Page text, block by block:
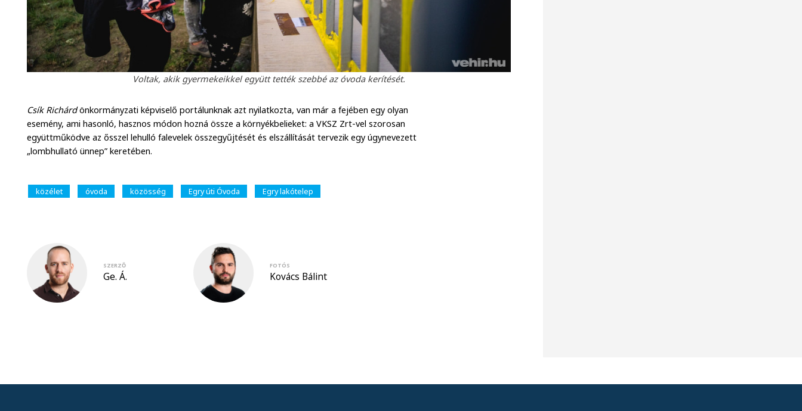
Voltak, akik gyermekeikkel együtt tették szebbé az óvoda kerítését.
Csík Richárdönkormányzati képviselő portálunknak azt nyilatkozta, van már a fejében egy olyan
esemény, ami hasonló, hasznos módon hozná össze a környékbelieket: a VKSZ Zrt-vel szorosan
együttműködve az ősszel lehulló falevelek összegyűjtését és elszállítását tervezik egy úgynevezett
„lombhullató ünnep” keretében.
közélet óvoda közösség Egry úti Óvoda Egry lakótelep
SZERZŐ
Ge. Á.
FOTÓS
Kovács Bálint